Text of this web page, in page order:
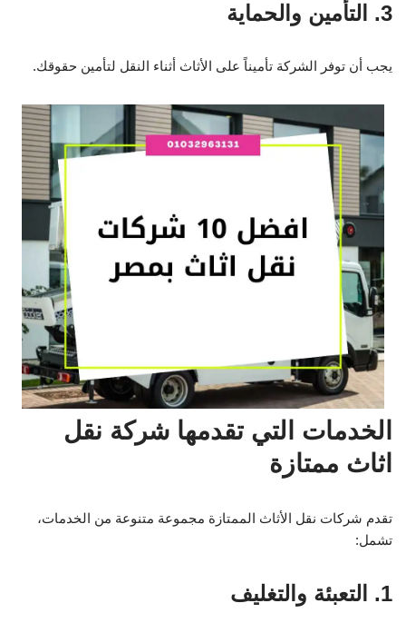
3. التأمين والحماية
يجب أن توفر الشركة تأميناً على الأثاث أثناء النقل لتأمين حقوقك.
الخدمات التي تقدمها شركة نقل
اثاث ممتازة
تقدم شركات نقل الأثاث الممتازة مجموعة متنوعة من الخدمات،
تشمل:
1. التعبئة والتغليف